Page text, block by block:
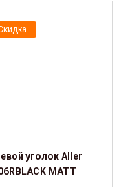
уголок Aller
MATT